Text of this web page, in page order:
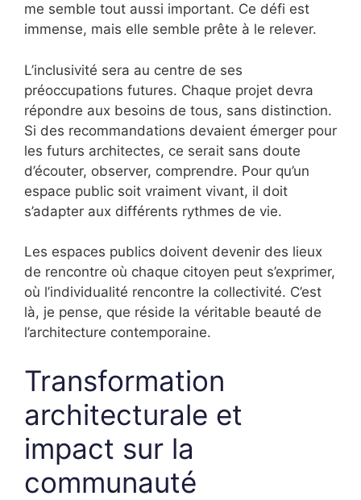
me semble tout aussi important. Ce défi est
immense, mais elle semble prête à le relever.
L’inclusivité sera au centre de ses
préoccupations futures. Chaque projet devra
répondre aux besoins de tous, sans distinction.
Si des recommandations devaient émerger pour
les futurs architectes, ce serait sans doute
d’écouter, observer, comprendre. Pour qu’un
espace public soit vraiment vivant, il doit
s’adapter aux différents rythmes de vie.
Les espaces publics doivent devenir des lieux
de rencontre où chaque citoyen peut s’exprimer,
où l’individualité rencontre la collectivité. C’est
là, je pense, que réside la véritable beauté de
l’architecture contemporaine.
Transformation
architecturale et
impact sur la
communauté